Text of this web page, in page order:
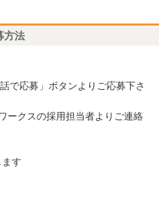
方法
で応募」ボタンよりご応募下さ
ークスの採用担当者よりご連絡
ます